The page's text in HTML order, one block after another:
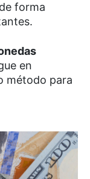
forma
en
método para